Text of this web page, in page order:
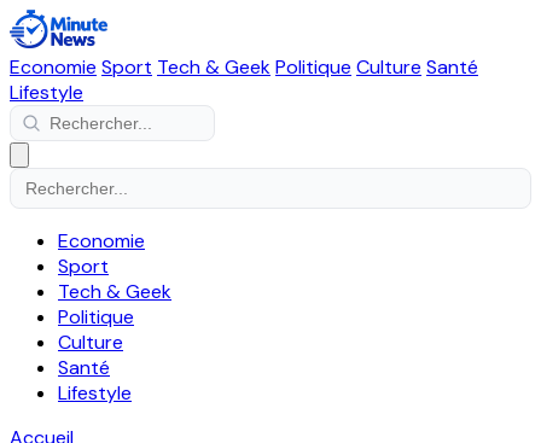
Economie Sport Tech & GeekPolitique Culture Santé
Lifestyle
Economie
Sport
Tech & Geek
Politique
Culture
Santé
Lifestyle
Accueil